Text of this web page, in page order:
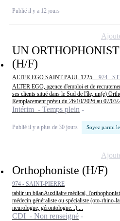
Publié il y a 12 jours
UN
(H/F)
ALTER EGO SAINT PAUL 1225 - 974 -
ALTER EGO, agence d'emploi et de
ses clients situé dans le Sud de l'île, un(e)
Remplacement prévu du 26/10/2026 au 07/03/
Intérim - Temps plein
Publié il y a plus de 30 jours Soyez parmi
Orthophoniste (H/F)
974 - SAINT-PIERRE
tablir un bilanAuxiliaire médical,
médecin généraliste ou spécialiste (oto-rhino-
neurologue, gérontologue...)....
CDI - Non renseigné